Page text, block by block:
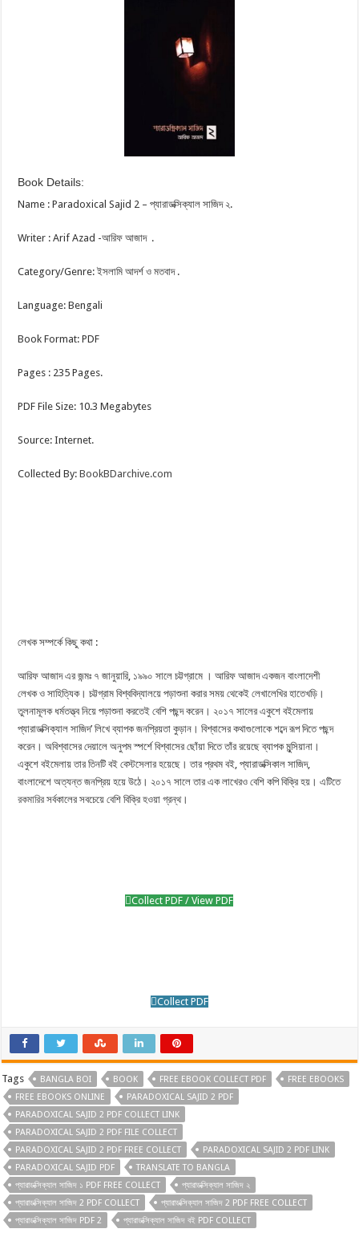
Book Details:
Name : Paradoxical Sajid 2 – প্যারাডক্সিক্যাল সাজিদ ২.
Writer : Arif Azad -আরিফ আজাদ .
Category/Genre: ইসলামি আদর্শ ও মতবাদ .
Language: Bengali
Book Format: PDF
Pages : 235 Pages.
PDF File Size: 10.3 Megabytes
Source: Internet.
Collected By: BookBDarchive.com
লেখক সম্পর্কে কিছু কথা :
আরিফ আজাদ এর জন্মঃ ৭ জানুয়ারি, ১৯৯০ সালে চট্টগ্রামে । আরিফ আজাদ একজন বাংলাদেশী
লেখক ও সাহিত্যিক। চট্টগ্রাম বিশ্ববিদ্যালয়ে পড়াশুনা করার সময় থেকেই লেখালেখির হাতেখড়ি।
তুলনামূলক ধর্মতত্ত্ব নিয়ে পড়াশুনা করতেই বেশি পছন্দ করেন। ২০১৭ সালের একুশে বইমেলায়
প্যারাডক্সিক্যাল সাজিদ’ লিখে ব্যাপক জনপ্রিয়তা কুড়ান। বিশ্বাসের কথাগুলােকে শব্দে রূপ দিতে পছন্দ
করেন। অবিশ্বাসের দেয়ালে অনুপম স্পর্শে বিশ্বাসের ছোঁয়া দিতে তাঁর রয়েছে ব্যাপক মুন্সিয়ানা।
একুশে বইমেলায় তার তিনটি বই বেস্টসেলার হয়েছে। তার প্রথম বই, প্যারাডক্সিকাল সাজিদ,
বাংলাদেশে অত্যন্ত জনপ্রিয় হয়ে উঠে। ২০১৭ সালে তার এক লাখেরও বেশি কপি বিক্রি হয়। এটিতে
রকমারির সর্বকালের সবচেয়ে বেশি বিক্রি হওয়া গ্রন্থ।
Collect PDF / View PDF
Collect PDF
Tags BANGLA BOI BOOK FREE EBOOK COLLECT PDF
FREE EBOOKS
FREE EBOOKS ONLINE
PARADOXICAL SAJID 2 PDF
PARADOXICAL SAJID 2 PDF COLLECT LINK
PARADOXICAL SAJID 2 PDF FILE COLLECT
PARADOXICAL SAJID 2 PDF FREE COLLECT
PARADOXICAL SAJID 2 PDF LINK
PARADOXICAL SAJID PDF
TRANSLATE TO BANGLA
প্যারাডক্সিক্যাল সাজিদ ১ PDF FREE COLLECT
প্যারাডক্সিক্যাল সাজিদ ২
প্যারাডক্সিক্যাল সাজিদ 2 PDF COLLECT
প্যারাডক্সিক্যাল সাজিদ 2 PDF FREE COLLECT
প্যারাডক্সিক্যাল সাজিদ PDF 2
প্যারাডক্সিক্যাল সাজিদ বই PDF COLLECT